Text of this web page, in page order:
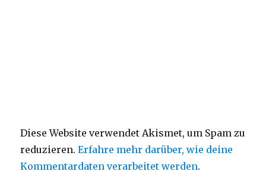
Diese Website verwendet Akismet, um Spam zu
reduzieren.Erfahre mehr darüber, wie deine
Kommentardaten verarbeitet werden.